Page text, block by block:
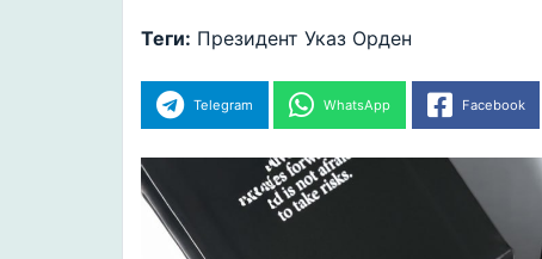
Теги: Президент Указ Орден
Telegram WhatsApp Facebook